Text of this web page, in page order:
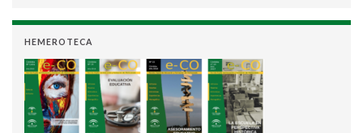
HEMEROTECA